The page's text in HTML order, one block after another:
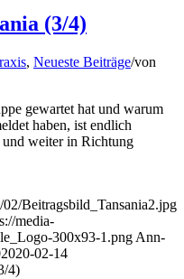
(3/4)
, Neueste Beiträge/von
gewartet hat und warum
haben, ist endlich
und weiter in Richtung
Beitragsbild_Tansania2.jpg
media-
300x93-1.png Ann-
2020-02-14
4)